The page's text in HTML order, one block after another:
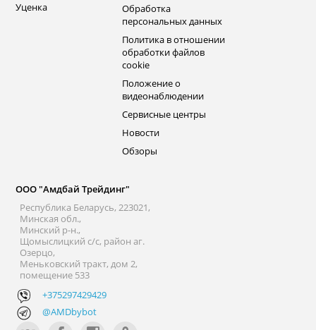
Уценка
Обработка
персональных данных
Политика в отношении
обработки файлов
cookie
Положение о
видеонаблюдении
Сервисные центры
Новости
Обзоры
ООО "Амдбай Трейдинг"
Республика Беларусь, 223021,
Минская обл.,
Минский р-н.,
Щомыслицкий с/с, район аг.
Озерцо,
Меньковский тракт, дом 2,
помещение 533
+375297429429
@AMDbybot